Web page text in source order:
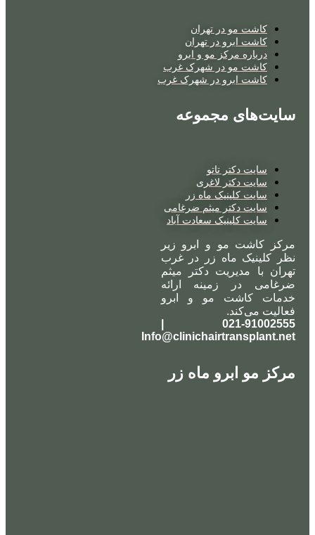
کاشت مو در تهران
کاشت ابرو در تهران
درباره مرکز مو و ابرو
کاشت مو در شهرک غرب
کاشت ابرو در شهرک غرب
سایت‌های مجموعه
سایت دکتر تاتو
سایت دکتر لاغری
سایت کلینیک ماه زر
سایت دکتر میثم ضرغامی
سایت کلینیک سعادت آباد
مرکز کاشت مو و ابرو زیر
نظر کلینیک ماه زر در غرب
تهران با مدیریت دکتر میثم
ضرغامی در زمینه ارائه
خدمات کاشت مو و ابرو
فعالیت می‌کند.
Info@clinichairtransplant.net
مرکز مو ابرو ماه زر